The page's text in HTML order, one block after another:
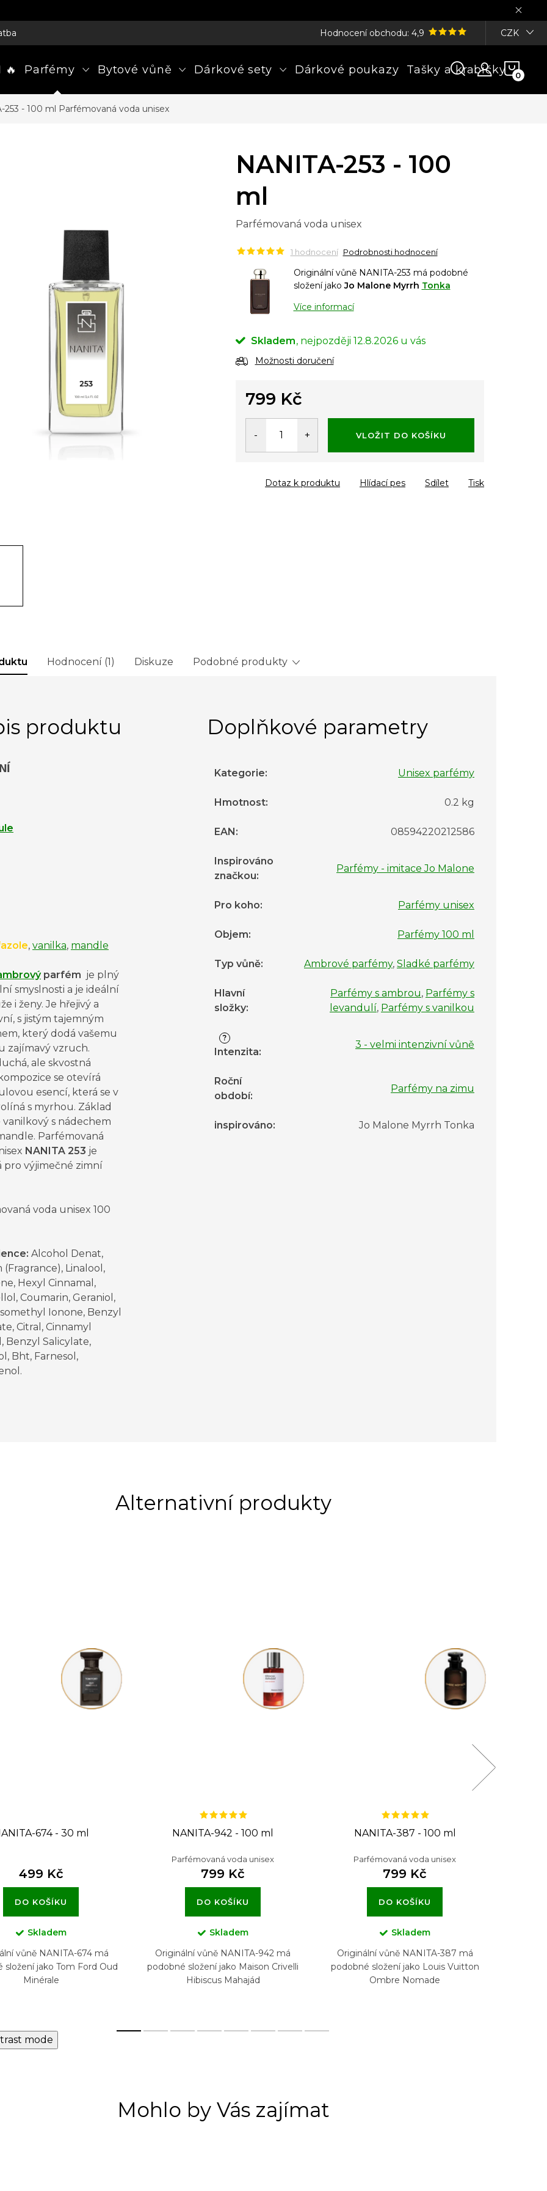
Hodnocení obchodu: 4,9 CZK
🔥 Parfémy Bytové vůně Dárkové sety Dárkové poukazy Tašky a krabičky
253 - 100 ml Parfémovaná voda unisex
NANITA-253 - 100
ml
Parfémovaná voda unisex
1 hodnocení Podrobnosti hodnocení
Originální vůně NANITA-253 má podobné
složení jakoJo Malone Myrrh Tonka
Více informací
Skladem 12.8.2026
Možnosti doručení
799 Kč
VLOŽIT DO KOŠÍKU
Tisk
Dotaz k produktu Hlídací pes Sdílet
Hodnocení (1) Diskuze Podobné produkty
produktu
, vanilka, mandle
parfém je plný
smyslnosti a je ideální
i ženy. Je hřejivý a
s jistým tajemným
který dodá vašemu
zajímavý vzruch.
ale skvostná
se otevírá
esencí, která se v
s myrhou. Základ
vanilkový s nádechem
Parfémovaná
NANITA 253 je
pro výjimečné zimní
voda unisex 100
Alcohol Denat,
(Fragrance), Linalool,
Hexyl Cinnamal,
Coumarin, Geraniol,
Ionone, Benzyl
Citral, Cinnamyl
Benzyl Salicylate,
Bht, Farnesol,
Doplňkové parametry
Kategorie: Unisex parfémy
Hmotnost: 0.2 kg
EAN : 08594220212586
Inspirováno
značkou:
Parfémy - imitace Jo Malone
Pro koho: Parfémy unisex
Objem: Parfémy 100 ml
Typ vůně: Ambrové parfémy, Sladké parfémy
Hlavní
složky:
Parfémy s ambrou, Parfémy s
levandulí, Parfémy s vanilkou
?
Intenzita:
3 - velmi intenzivní vůně
Roční
období:
Parfémy na zimu
inspirováno: Jo Malone Myrrh Tonka
674 - 30 ml
499 Kč
DO KOŠÍKU
Skladem
vůně NANITA-674 má
složení jako Tom Ford Oud
Minérale
NANITA-942 - 100 ml
Parfémovaná voda unisex
799 Kč
DO KOŠÍKU
Skladem
Originální vůně NANITA-942 má
podobné složení jako Maison Crivelli
Hibiscus Mahajád
NANITA-387 - 100 ml
Parfémovaná voda unisex
799 Kč
DO KOŠÍKU
Skladem
Originální vůně NANITA-387 má
podobné složení jako Louis Vuitton
Ombre Nomade
mode
Mohlo by Vás zajímat